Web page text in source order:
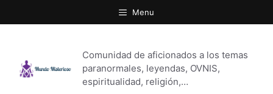
al
Menu
Comunidad de aficionados a los temas
paranormales, leyendas, OVNIS,
espiritualidad, religión,…